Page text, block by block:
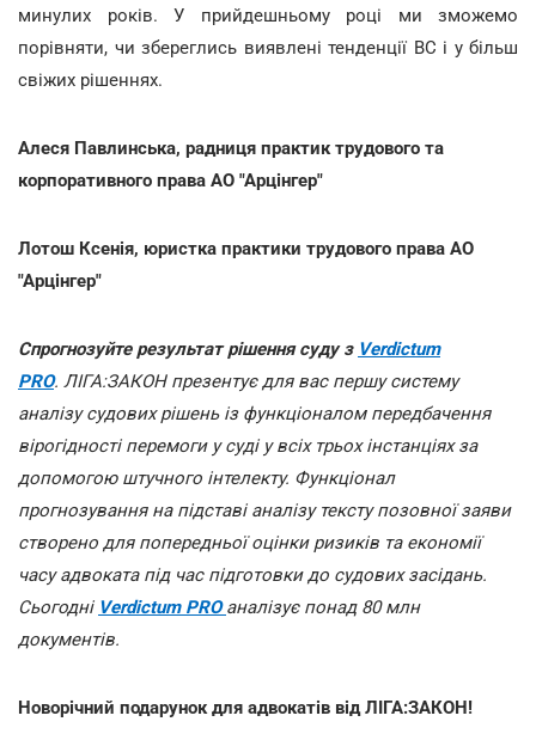
минулих років. У прийдешньому році ми зможемо
порівняти, чи збереглись виявлені тенденції ВС і у більш
свіжих рішеннях.
Алеся Павлинська, радниця практик трудового та
корпоративного права АО "Арцінгер"
Лотош Ксенія, юристка практики трудового права АО
"Арцінгер"
Спрогнозуйте результат рішення суду з Verdictum
PRO. ЛІГА:ЗАКОН презентує для вас першу систему
аналізу судових рішень із функціоналом передбачення
вірогідності перемоги у суді у всіх трьох інстанціях за
допомогою штучного інтелекту. Функціонал
прогнозування на підставі аналізу тексту позовної заяви
створено для попередньої оцінки ризиків та економії
часу адвоката під час підготовки до судових засідань.
Сьогодні Verdictum PROаналізує понад 80 млн
документів.
Новорічний подарунок для адвокатів від ЛІГА:ЗАКОН!